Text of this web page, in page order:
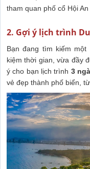
tham quan phố cổ Hội An
2. Gợi ý lịch trình
Bạn đang tìm kiếm
kiệm thời gian, vừa đầy
ý cho bạn lịch trình 3
vẻ đẹp thành phố biển,